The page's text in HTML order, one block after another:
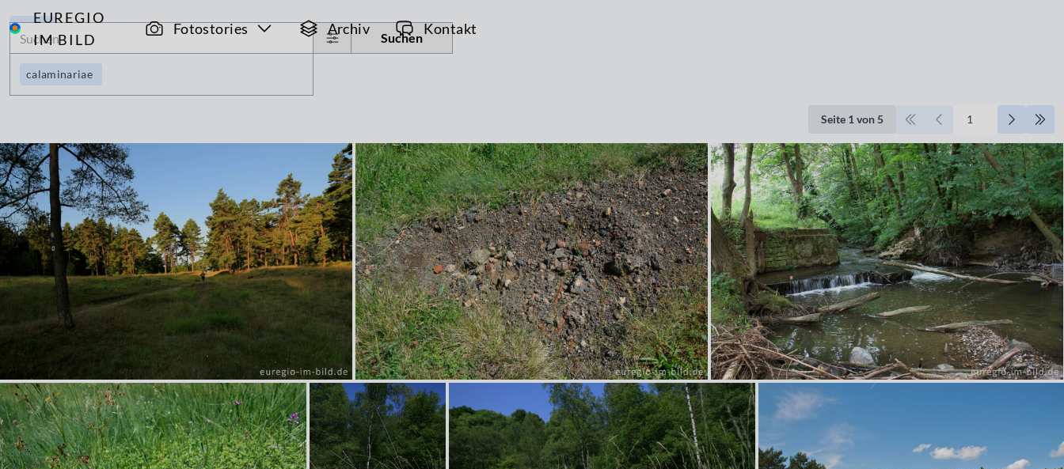
EUREGIO
IM BILD
Fotostories Archiv Kontakt
Archiv
Suchen
calaminariae
Seite 1 von 5